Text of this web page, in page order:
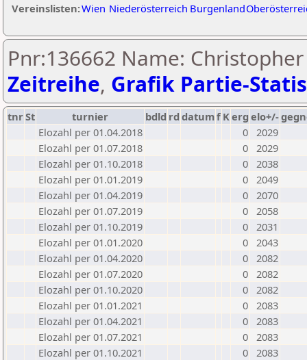
Vereinslisten:Wien Niederösterreich Burgenland
Pnr:136662 Name:
Zeitreihe, Grafik Partie-
tnrSt turnier bdld rd datumf Kerg elo+/-
Elozahl per 01.04.2018
0 2029
Elozahl per 01.07.2018
0 2029
Elozahl per 01.10.2018
0 2038
Elozahl per 01.01.2019
0 2049
Elozahl per 01.04.2019
0 2070
Elozahl per 01.07.2019
0 2058
Elozahl per 01.10.2019
0 2031
Elozahl per 01.01.2020
0 2043
Elozahl per 01.04.2020
0 2082
Elozahl per 01.07.2020
0 2082
Elozahl per 01.10.2020
0 2082
Elozahl per 01.01.2021
0 2083
Elozahl per 01.04.2021
0 2083
Elozahl per 01.07.2021
0 2083
Elozahl per 01.10.2021
0 2083